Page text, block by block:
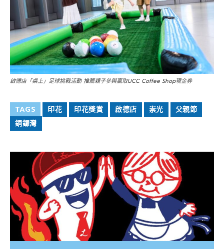
啟德店「桌上」足球挑戰活動 推薦親子參與贏取UCC Coffee Shop現金券
TAGS 印花 印花獎賞 啟德店 崇光
父親節
銅鑼灣